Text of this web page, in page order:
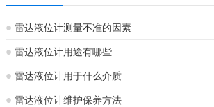
雷达液位计测量不准的因素
雷达液位计用途有哪些
雷达液位计用于什么介质
雷达液位计维护保养方法